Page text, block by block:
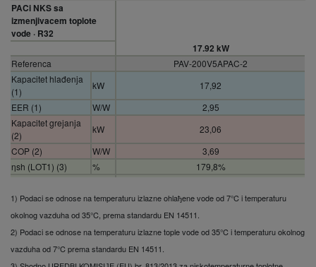
PACi NKS sa
izmenjivacem toplote
vode · R32
17.92 kW
Referenca
PAV-200V5APAC-2
Kapacitet hlađenja
(1)
kW
17,92
EER (1)
W/W
2,95
Kapacitet grejanja
(2)
kW
23,06
COP (2)
W/W
3,69
ηsh (LOT1) (3)
%
179,8%
efikasnosti 35 °C (niska
A+++ do D) (4)
A+++
Klasa energetske
efikasnosti 55 °C (niska
temperatura HP) (Skala
1) Podaci se odnose na temperaturu izlazne ohlaђene vode od 7°C i temperaturu
okolnog vazduha od 35°C, prema standardu EN 14511.
2) Podaci se odnose na temperaturu izlazne tople vode od 35°C i temperaturu okolnog
vazduha od 7°C prema standardu EN 14511.